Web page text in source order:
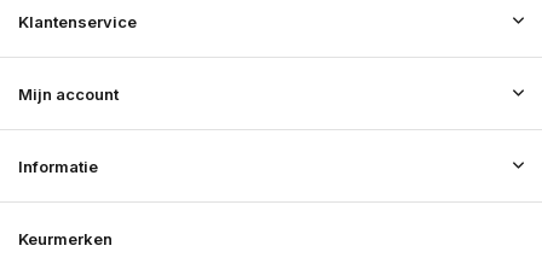
Klantenservice
Mijn account
Informatie
Keurmerken